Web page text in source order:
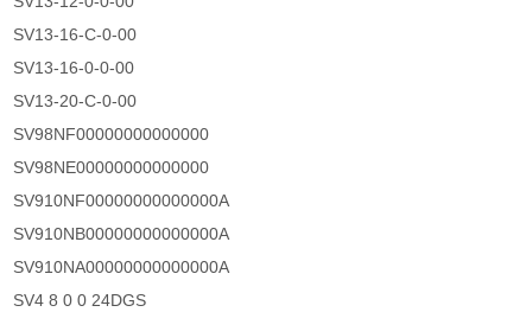
SV13-16-C-0-00
SV13-16-0-0-00
SV13-20-C-0-00
SV98NF00000000000000
SV98NE00000000000000
SV910NF00000000000000A
SV910NB00000000000000A
SV910NA00000000000000A
SV4 8 0 0 24DGS